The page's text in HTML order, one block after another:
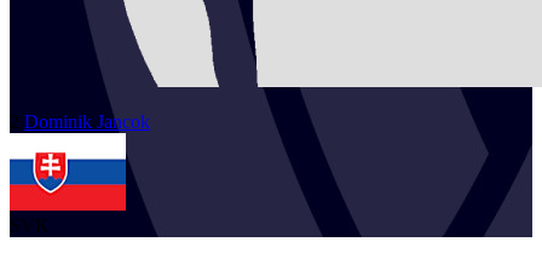
2 Dominik Jancok
SVK